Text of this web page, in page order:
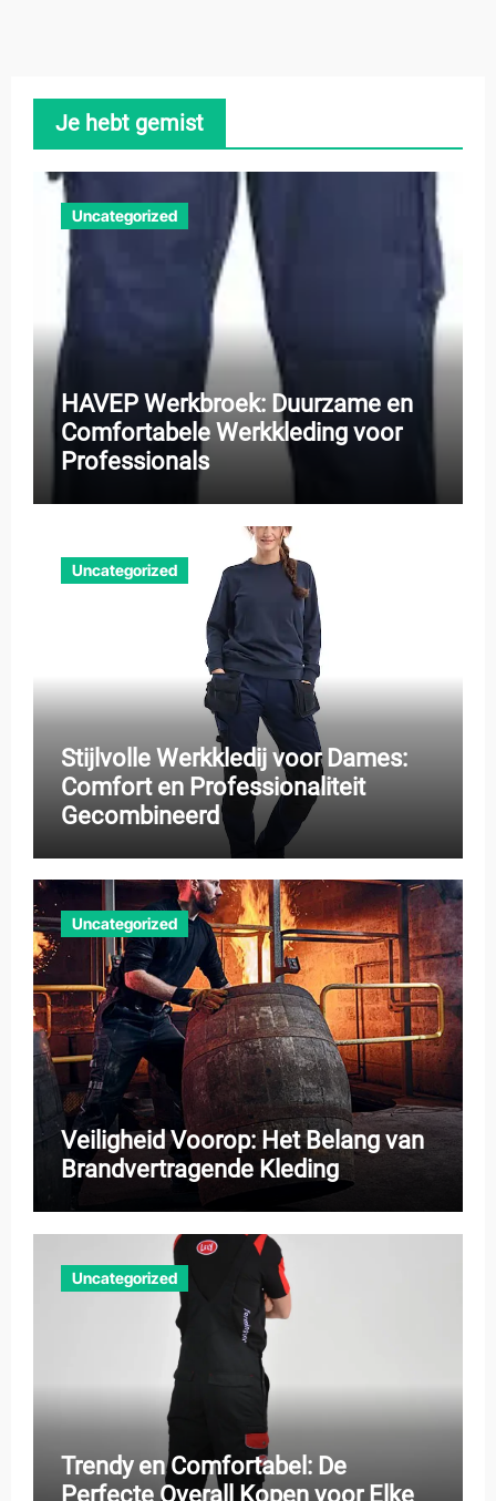
Je hebt gemist
Uncategorized
HAVEP Werkbroek: Duurzame en
Comfortabele Werkkleding voor
Professionals
Uncategorized
Stijlvolle Werkkledij voor Dames:
Comfort en Professionaliteit
Gecombineerd
Uncategorized
Veiligheid Voorop: Het Belang van
Brandvertragende Kleding
Uncategorized
Trendy en Comfortabel: De
Perfecte Overall Kopen voor Elke